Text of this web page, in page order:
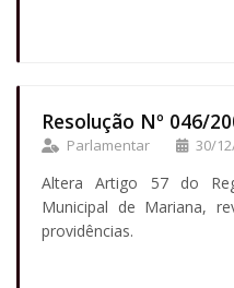
Resolução Nº 046/
Parlamentar 30/
Altera Artigo 57 do
Municipal de Mariana,
providências.